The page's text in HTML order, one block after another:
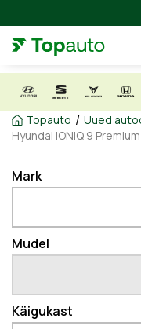
Topauto / Uued
Hyundai IONIQ 9
Mark
Mudel
Käigukast